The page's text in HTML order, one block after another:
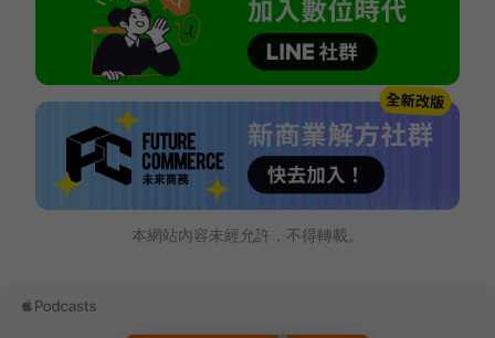
本網站內容未經允許，不得轉載。